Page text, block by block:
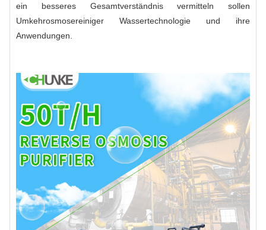
ein besseres Gesamtverständnis vermitteln sollen
Umkehrosmosereiniger Wassertechnologie und ihre
Anwendungen.